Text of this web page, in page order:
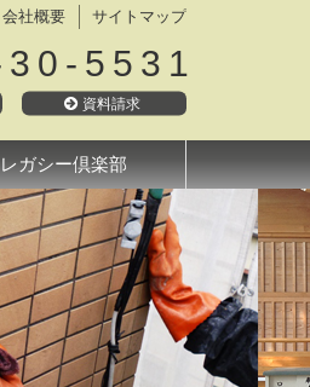
5531
資料請求
会社概要 サイトマップ
レガシー倶楽部